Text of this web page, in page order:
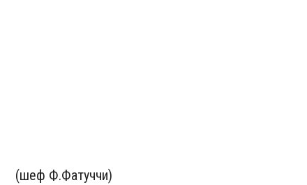
(шеф Ф.Фатуччи)